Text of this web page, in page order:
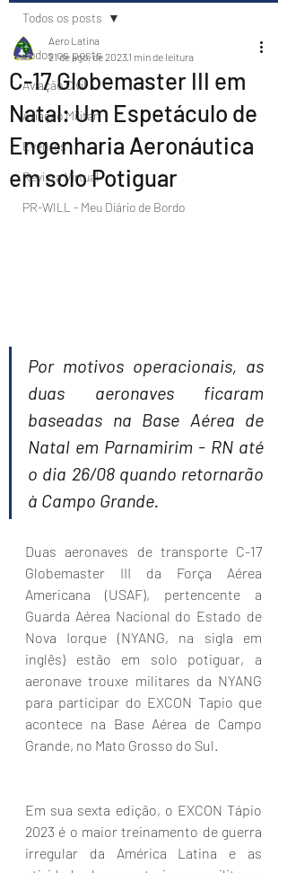
Todos os posts
Aviação Civil
Aviação Militar
Eventos
Revista Virtual
PR-WILL - Meu Diário de Bordo
Todos os posts
C-17 Globemaster III em
Natal: Um Espetáculo de
Engenharia Aeronáutica
em solo Potiguar
Aero Latina
21 de ago. de 2023 1 min de leitura
Por motivos operacionais, as
duas aeronaves ficaram
baseadas na Base Aérea de
Natal em Parnamirim - RN até
o dia 26/08 quando retornarão
à Campo Grande.
Duas aeronaves de transporte C-17
Globemaster III da Força Aérea
Americana (USAF), pertencente a
Guarda Aérea Nacional do Estado de
Nova Iorque (NYANG, na sigla em
inglês) estão em solo potiguar, a
aeronave trouxe militares da NYANG
para participar do EXCON Tapio que
acontece na Base Aérea de Campo
Grande, no Mato Grosso do Sul.
Em sua sexta edição, o EXCON Tápio
2023 é o maior treinamento de guerra
irregular da América Latina e as